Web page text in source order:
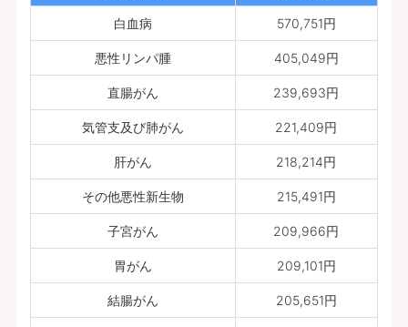
白血病 570,751円
悪性リンパ腫 405,049円
直腸がん 239,693円
気管支及び肺がん 221,409円
肝がん 218,214円
その他悪性新生物 215,491円
子宮がん 209,966円
胃がん 209,101円
結腸がん 205,651円